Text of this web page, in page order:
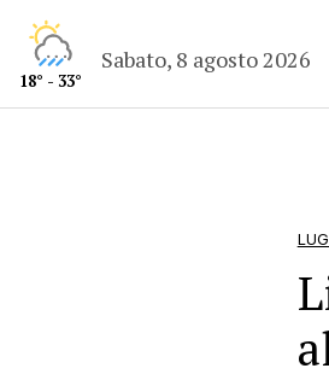
18° - 33°
Sabato, 8 agosto 2026